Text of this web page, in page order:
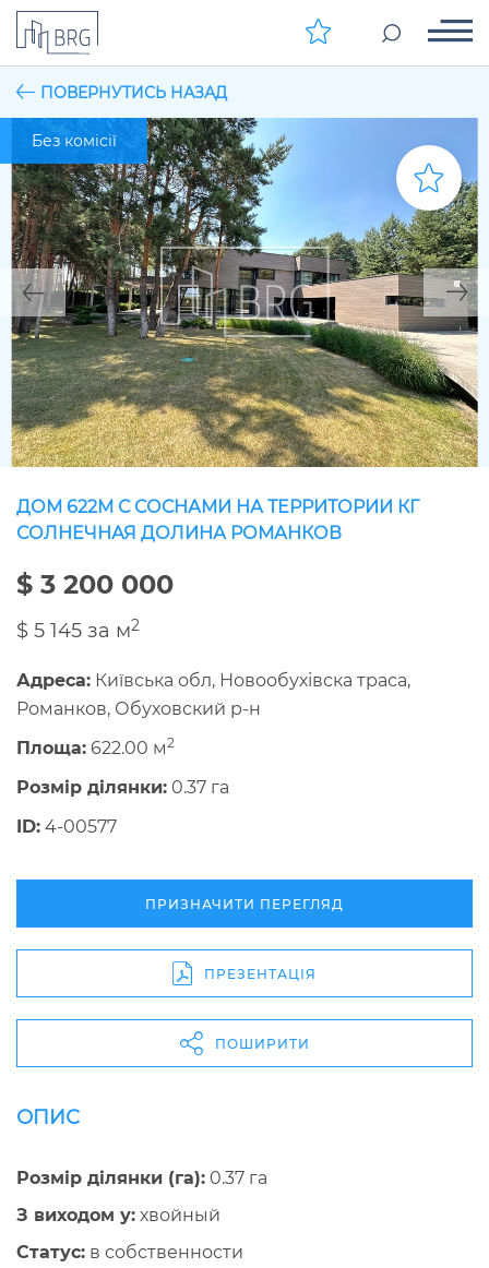
ПОВЕРНУТИСЬ НАЗАД
Без комісії
ДОМ 622М С СОСНАМИ НА ТЕРРИТОРИИ КГ
СОЛНЕЧНАЯ ДОЛИНА РОМАНКОВ
$ 3 200 000
$ 5 145 за м2
Адреса: Київська обл, Новообухівска траса,
Романков, Обуховский р-н
Площа: 622.00 м2
Розмір ділянки: 0.37 га
ID: 4-00577
ПРИЗНАЧИТИ ПЕРЕГЛЯД
ПРЕЗЕНТАЦІЯ
ПОШИРИТИ
ОПИС
Розмір ділянки (га): 0.37 га
З виходом у: хвойный
Cтатус: в собственности